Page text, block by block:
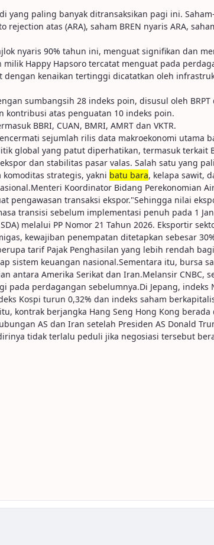
yang paling banyak ditransaksikan pagi ini.
atas (ARA), saham BREN nyaris ARA,
nyaris 90% tahun ini, menguat signifikan dan
Happy Hapsoro tercatat menguat pada
kenaikan tertinggi dicatatkan oleh
sumbangsih 28 indeks poin, disusul oleh BRPT
kontribusi atas penguatan 10 indeks poin.
BBRI, CUAN, BMRI, AMRT dan VKTR.
sejumlah rilis data makroekonomi
global yang patut diperhatikan, termasuk terkait
dan stabilitas pasar valas. Salah satu yang
strategis, yakni batu bara, kelapa sawit,
Koordinator Bidang
pengawasan transaksi ekspor."Sehingga nilai
transisi sebelum implementasi penuh pada 1
melalui PP Nomor 21 Tahun 2026. Eksportir
kewajiban penempatan ditetapkan sebesar
tarif Pajak Penghasilan yang lebih rendah
sistem keuangan nasional.Sementara itu, bursa
antara Amerika Serikat dan Iran.Melansir
perdagangan sebelumnya.Di Jepang,
Kospi turun 0,32% dan indeks saham
kontrak berjangka Hang Seng Hong Kong
AS dan Iran setelah Presiden AS Donald
tidak terlalu peduli jika negosiasi tersebut